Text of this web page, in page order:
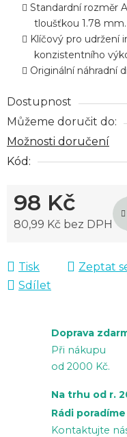
Standardní rozměr
tloušťkou 1.78 mm.
Klíčový pro udržení
konzistentního
Originální náhradní
Dostupnost
Můžeme doručit do:
Možnosti doručení
Kód:
98 Kč
80,99 Kč bez DPH
Tisk Zeptat
Sdílet
Doprava
Při nákupu
od 2000 Kč.
Na trhu od r.
Rádi poradíme
Kontaktujte